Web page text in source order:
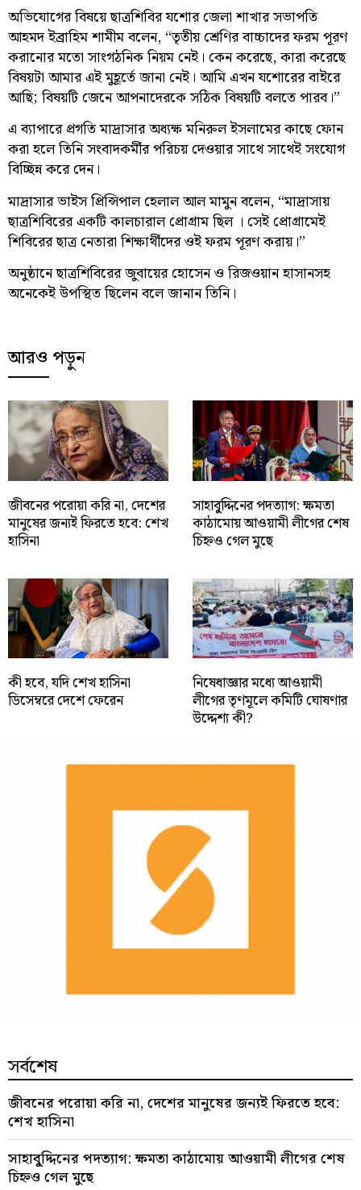
অভিযোগের বিষয়ে ছাত্রশিবির যশোর জেলা শাখার সভাপতি
আহমদ ইব্রাহিম শামীম বলেন, “তৃতীয় শ্রেণির বাচ্চাদের ফরম পূরণ
করানোর মতো সাংগঠনিক নিয়ম নেই। কেন করেছে, কারা করেছে
বিষয়টা আমার এই মুহূর্তে জানা নেই। আমি এখন যশোরের বাইরে
আছি; বিষয়টি জেনে আপনাদেরকে সঠিক বিষয়টি বলতে পারব।”
এ ব্যাপারে প্রগতি মাদ্রাসার অধ্যক্ষ মনিরুল ইসলামের কাছে ফোন
করা হলে তিনি সংবাদকর্মীর পরিচয় দেওয়ার সাথে সাথেই সংযোগ
বিচ্ছিন্ন করে দেন।
মাদ্রাসার ভাইস প্রিন্সিপাল হেলাল আল মামুন বলেন, “মাদ্রাসায়
ছাত্রশিবিরের একটি কালচারাল প্রোগ্রাম ছিল । সেই প্রোগ্রামেই
শিবিরের ছাত্র নেতারা শিক্ষার্থীদের ওই ফরম পূরণ করায়।”
অনুষ্ঠানে ছাত্রশিবিরের জুবায়ের হোসেন ও রিজওয়ান হাসানসহ
অনেকেই উপস্থিত ছিলেন বলে জানান তিনি।
আরও পড়ুন
জীবনের পরোয়া করি না, দেশের
মানুষের জন্যই ফিরতে হবে: শেখ
হাসিনা
সাহাবু্দ্দিনের পদত্যাগ: ক্ষমতা
কাঠামোয় আওয়ামী লীগের শেষ
চিহ্নও গেল মুছে
কী হবে, যদি শেখ হাসিনা
ডিসেম্বরে দেশে ফেরেন
নিষেধাজ্ঞার মধ্যে আওয়ামী
লীগের তৃণমূলে কমিটি ঘোষণার
উদ্দেশ্য কী?
সর্বশেষ
জীবনের পরোয়া করি না, দেশের মানুষের জন্যই ফিরতে হবে:
শেখ হাসিনা
সাহাবু্দ্দিনের পদত্যাগ: ক্ষমতা কাঠামোয় আওয়ামী লীগের শেষ
চিহ্নও গেল মুছে